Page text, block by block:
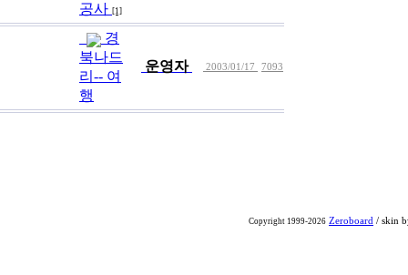
공사 [1]
경
북나드
리-- 여
행
운영자 2003/01/17 7093
Copyright 1999-2026 Zeroboard / skin